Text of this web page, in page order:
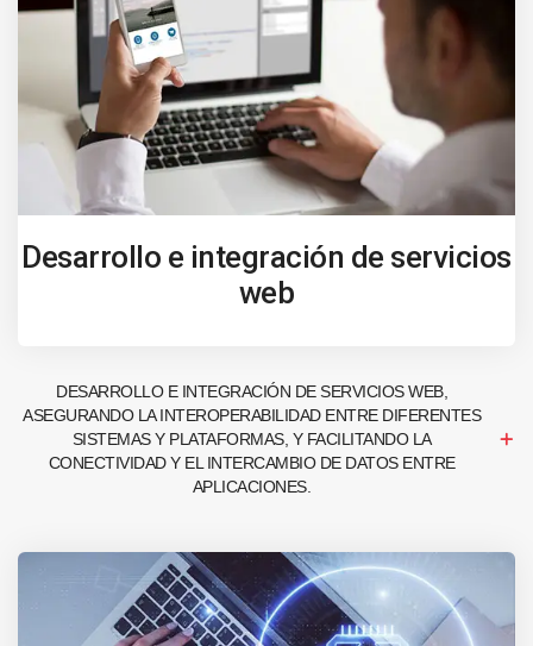
Desarrollo e integración de servicios
web
DESARROLLO E INTEGRACIÓN DE SERVICIOS WEB,
ASEGURANDO LA INTEROPERABILIDAD ENTRE DIFERENTES
SISTEMAS Y PLATAFORMAS, Y FACILITANDO LA
CONECTIVIDAD Y EL INTERCAMBIO DE DATOS ENTRE
APLICACIONES.